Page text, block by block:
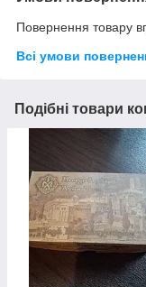
Повернення товару
Всі умови
Подібні товари